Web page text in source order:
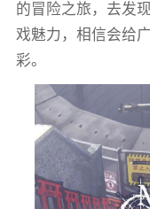
的冒险之旅，去发
戏魅力，相信会给
彩。